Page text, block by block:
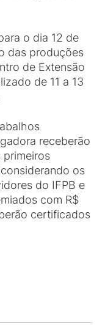
o dia 12 de
das produções
de Extensão
de 11 a 13
receberão
os
do IFPB e
com R$
certificados